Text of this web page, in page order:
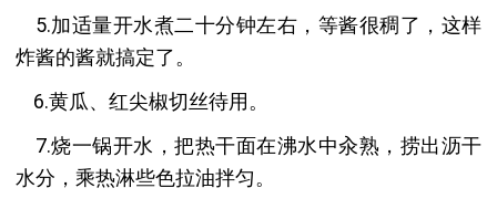
5.加适量开水煮二十分钟左右，等酱很稠了，这样
炸酱的酱就搞定了。
6.黄瓜、红尖椒切丝待用。
7.烧一锅开水，把热干面在沸水中汆熟，捞出沥干
水分，乘热淋些色拉油拌匀。